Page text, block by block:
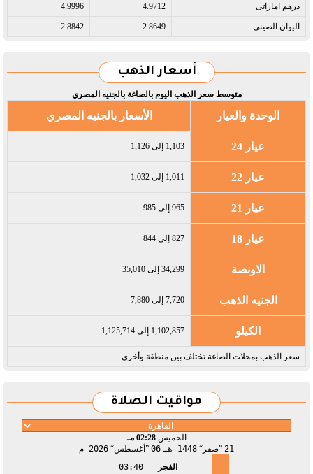
درهم اماراتى​ 4.9712
4.9996
اليوان الصينى​ 2.8649
2.8842
أسعار الذهب
متوسط سعر الذهب اليوم بالصاغة بالجنيه المصري
الوحدة والعيار الأسعار بالجنيه المصري
عيار 24 1,103 إلى 1,126
عيار 22 1,011 إلى 1,032
عيار 21 965 إلى 985
عيار 18 827 إلى 844
الاونصة 34,299 إلى 35,010
الجنيه الذهب 7,720 إلى 7,880
الكيلو 1,102,857 إلى 1,125,714
سعر الذهب بمحلات الصاغة تختلف بين منطقة وأخرى
مواقيت الصلاة
الخميس02:28 مـ
21
صفر 1448 هـ 06 أغسطس 2026 م
الفجر
03:40